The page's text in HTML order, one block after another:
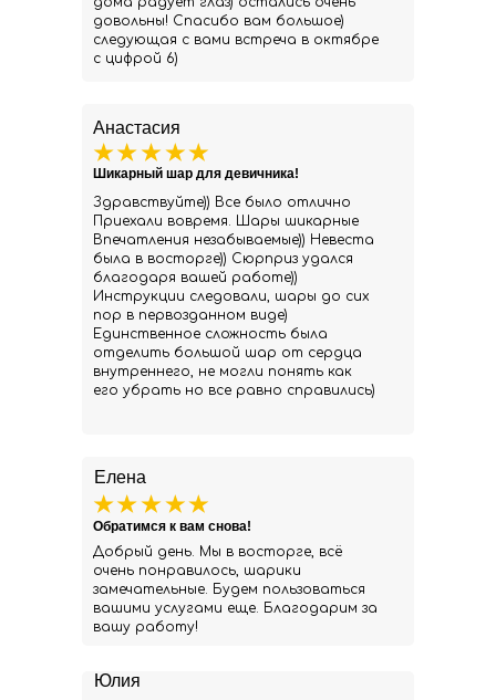
Юлия
Елена
Добрый день. Мы в восторге, всё
очень понравилось, шарики
замечательные. Будем пользоваться
вашими услугами еще. Благодарим за
вашу работу!
Обратимся к вам снова!
довольны! Спасибо вам большое)
следующая с вами встреча в октябре
с цифрой 6)
Анастасия
Здравствуйте)) Все было отлично
Приехали вовремя. Шары шикарные
Впечатления незабываемые)) Невеста
была в восторге)) Сюрприз удался
благодаря вашей работе))
Инструкции следовали, шары до сих
пор в первозданном виде)
Единственное сложность была
отделить большой шар от сердца
внутреннего, не могли понять как
его убрать но все равно справились)
Шикарный шар для девичника!